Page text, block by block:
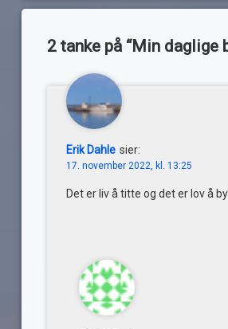
2 tanke på “Min daglige
Erik Dahle sier:
17. november 2022, kl. 13:25
Det er liv å titte og det er lov å